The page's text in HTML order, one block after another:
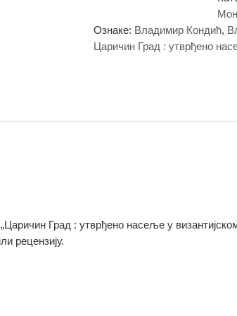
Ознаке: Владимир Кондић,
Царичин Град : утврђено
Град : утврђено насеље у
рецензију.